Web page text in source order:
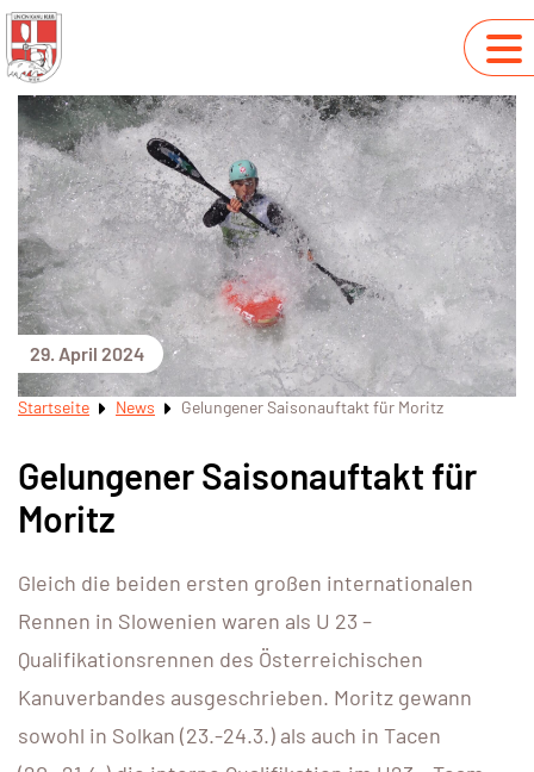
29. April 2024
Startseite News Gelungener Saisonauftakt für Moritz
Gelungener Saisonauftakt für
Moritz
Gleich die beiden ersten großen internationalen
Rennen in Slowenien waren als U 23 –
Qualifikationsrennen des Österreichischen
Kanuverbandes ausgeschrieben. Moritz gewann
sowohl in Solkan (23.-24.3.) als auch in Tacen